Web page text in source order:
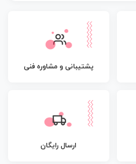
پشتیبانی و مشاوره فنی
ارسال رایگان